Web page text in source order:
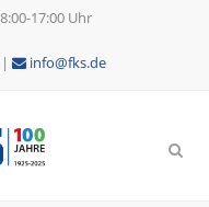
17:00 Uhr
info@fks.de